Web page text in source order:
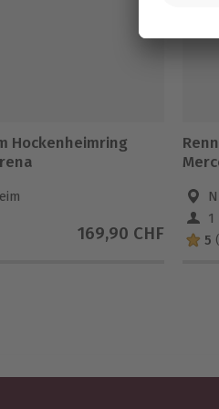
Hockenheimring
169,90 CHF
1
5